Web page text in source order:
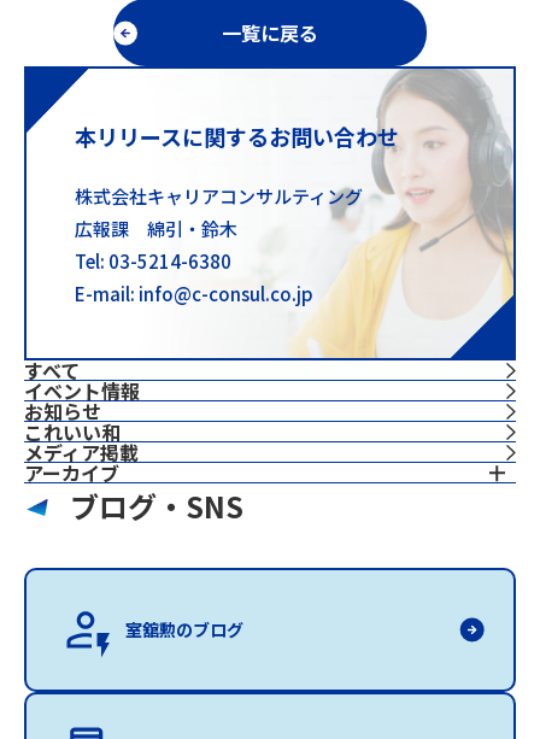
すべて
イベント情報
お知らせ
これいい和
⁨⁩メディア掲載
アーカイブ
一覧に戻る
本リリースに関するお問い合わせ
株式会社キャリアコンサルティング
広報課 綿引・鈴木
Tel: 03-5214-6380
E-mail: info@c-consul.co.jp
ブログ・SNS
室舘勲のブログ